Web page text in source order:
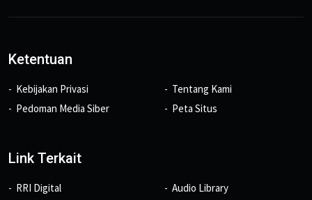
Ketentuan
Kebijakan Privasi
Pedoman Media Siber
Tentang Kami
Peta Situs
Link Terkait
RRI Digital
Audio Library